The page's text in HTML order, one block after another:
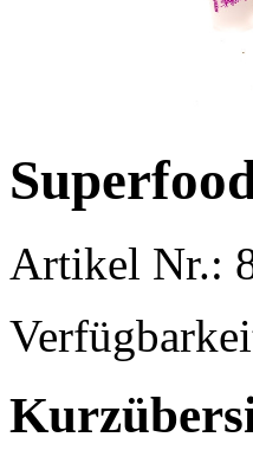
Artikel Nr.: